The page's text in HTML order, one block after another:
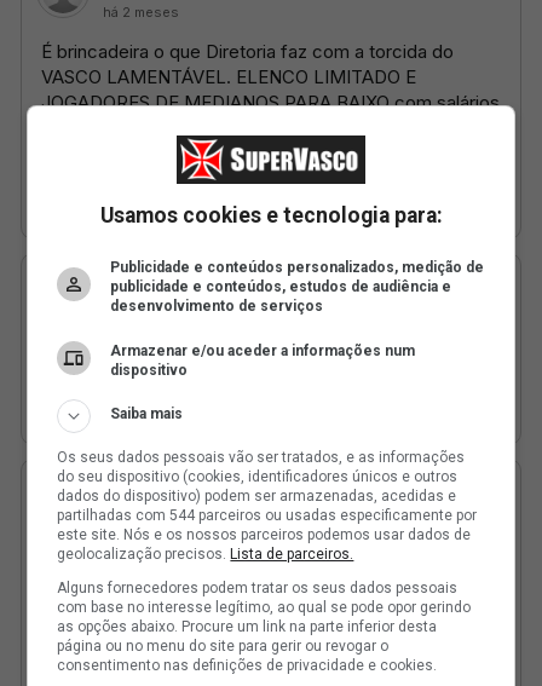
Usamos cookies e tecnologia para:
Publicidade e conteúdos personalizados, medição de
publicidade e conteúdos, estudos de audiência e
desenvolvimento de serviços
Armazenar e/ou aceder a informações num
dispositivo
Saiba mais
Os seus dados pessoais vão ser tratados, e as informações
do seu dispositivo (cookies, identificadores únicos e outros
dados do dispositivo) podem ser armazenadas, acedidas e
partilhadas com 544 parceiros ou usadas especificamente por
este site. Nós e os nossos parceiros podemos usar dados de
geolocalização precisos. Lista de parceiros.
Alguns fornecedores podem tratar os seus dados pessoais
com base no interesse legítimo, ao qual se pode opor gerindo
as opções abaixo. Procure um link na parte inferior desta
página ou no menu do site para gerir ou revogar o
consentimento nas definições de privacidade e cookies.